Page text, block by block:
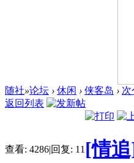
随社»论坛 › 休闲 › 侠客岛 › 次
返回列表
查看: 4286|回复: 11 [情